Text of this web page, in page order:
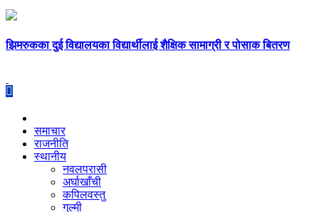
झिमरुकका दुई विद्यालयका विद्यार्थीलाई शैक्षिक सामाग्री र पोसाक बितरण
समाचार
राजनीति
स्थानीय
नवलपरासी
अर्घाखाँची
कपिलवस्तु
गुल्मी